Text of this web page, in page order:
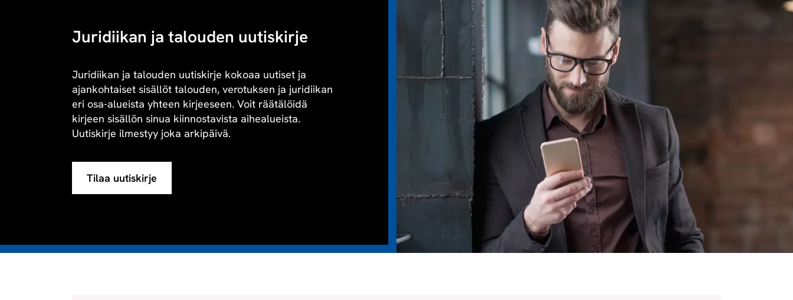
Juridiikan ja talouden uutiskirje
Juridiikan ja talouden uutiskirje kokoaa uutiset ja
ajankohtaiset sisällöt talouden, verotuksen ja juridiikan
eri osa-alueista yhteen kirjeeseen. Voit räätälöidä
kirjeen sisällön sinua kiinnostavista aihealueista.
Uutiskirje ilmestyy joka arkipäivä.
Tilaa uutiskirje